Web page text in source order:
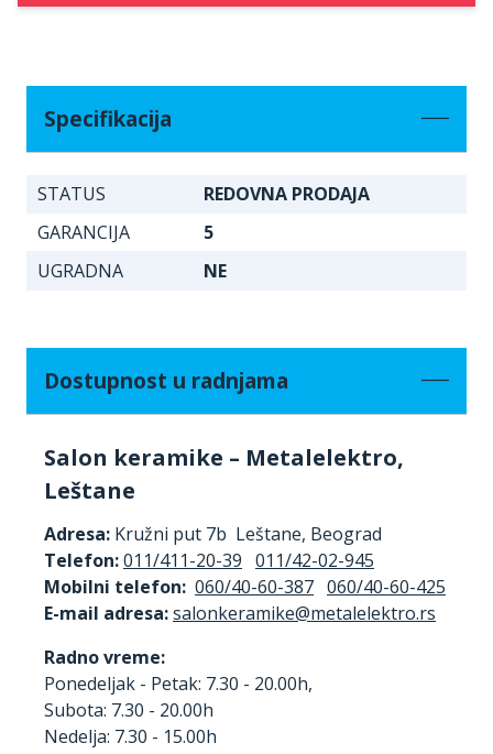
Specifikacija
STATUS
REDOVNA PRODAJA
GARANCIJA
5
UGRADNA
NE
Dostupnost u radnjama
Salon keramike – Metalelektro,
Leštane
Adresa: Kružni put 7b Leštane, Beograd
Telefon:011/411-20-39 011/42-02-945
Mobilni telefon: 060/40-60-387 060/40-60-425
E-mail adresa:
Radno vreme:
Ponedeljak - Petak: 7.30 - 20.00h,
Subota: 7.30 - 20.00h
Nedelja: 7.30 - 15.00h